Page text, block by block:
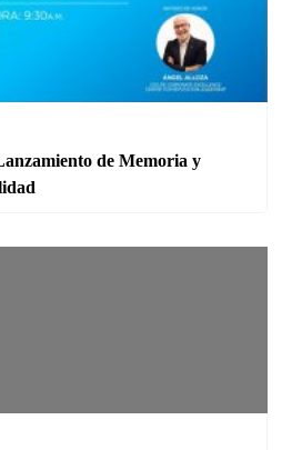
de Memoria y